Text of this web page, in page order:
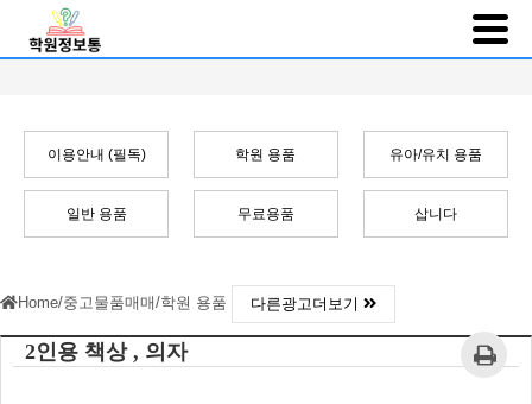
이용안내 (필독) 학원 용품 유아/유치 용품
일반 용품 무료용품 삽니다
Home/중고물품매매/학원 용품 다른광고더보기
2인용 책상 , 의자